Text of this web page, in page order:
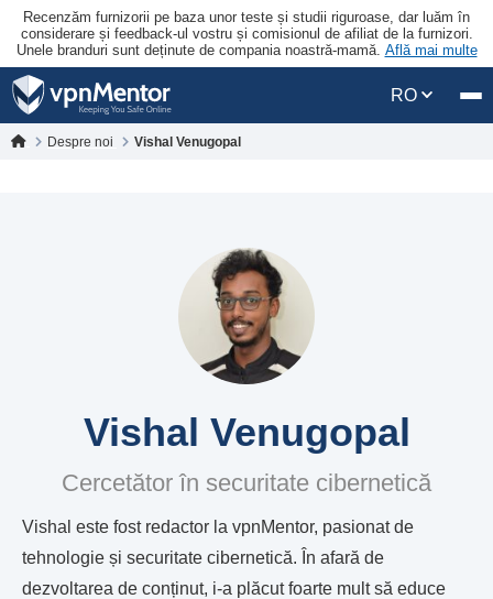
Recenzăm furnizorii pe baza unor teste și studii riguroase, dar luăm în
considerare și feedback-ul vostru și comisionul de afiliat de la furnizori.
Unele branduri sunt deținute de compania noastră-mamă. Află mai multe
RO
Despre noi Vishal Venugopal
Vishal Venugopal
Cercetător în securitate cibernetică
Vishal este fost redactor la vpnMentor, pasionat de
tehnologie și securitate cibernetică. În afară de
dezvoltarea de conținut, i-a plăcut foarte mult să educe